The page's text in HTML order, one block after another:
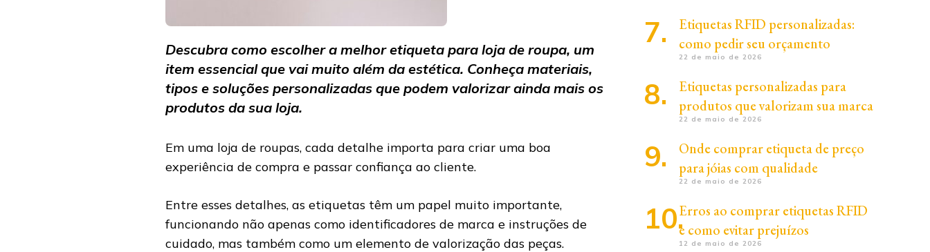
Descubra como escolher a melhor etiqueta para loja de roupa, um
item essencial que vai muito além da estética. Conheça materiais,
tipos e soluções personalizadas que podem valorizar ainda mais os
produtos da sua loja.
Em uma loja de roupas, cada detalhe importa para criar uma boa
experiência de compra e passar confiança ao cliente.
Entre esses detalhes, as etiquetas têm um papel muito importante,
funcionando não apenas como identificadores de marca e instruções de
cuidado, mas também como um elemento de valorização das peças.
Etiquetas RFID personalizadas:
como pedir seu orçamento
22 de maio de 2026
Etiquetas personalizadas para
produtos que valorizam sua marca
22 de maio de 2026
Onde comprar etiqueta de preço
para jóias com qualidade
22 de maio de 2026
Erros ao comprar etiquetas RFID
e como evitar prejuízos
12 de maio de 2026